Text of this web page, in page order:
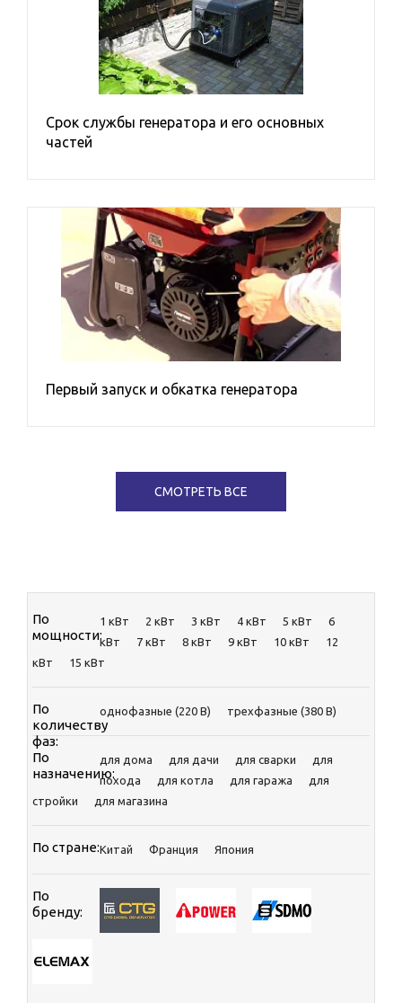
3 либо 1 (переключатель на панели)
Номинальное напряжение, В
Двигатель
Тип запуска электростанции
Вид исполнения
Уровень звукового давления на расстоянии 7 м, дБ(A)
CTG
Срок службы генератора и его основных
частей
Первый запуск и обкатка генератора
СМОТРЕТЬ ВСЕ
По
мощности:
1 кВт 2 кВт 3 кВт 4 кВт 5 кВт
6
кВт
7 кВт 8 кВт 9 кВт 10 кВт
12
кВт
15 кВт
По
количеству
фаз:
однофазные (220 В) трехфазные (380 В)
По
назначению:
для дома для дачи для сварки
для
похода
для котла для гаража
для
стройки
для магазина
По стране:Китай Франция Япония
По
бренду: